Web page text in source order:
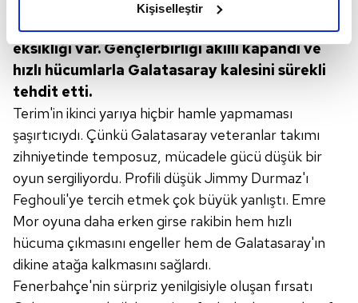
elimizden gelen çabayı gösterdiğimizi ve bu noktada,
kalemimiz olduğunu sizlere hatırlatmak isteriz.
Her halükârda, kullanıcılar, bu çerezlere izin vermedikleri
takdirde, kullanıcılara hedefli reklamlar
gösterilmeyecektir."
Sizlere daha iyi bir hizmet sunabilmek için İnternet
Sitemizde kendimize ve üçüncü kişilere ait çerezler
kullanılmaktadır. Bu çerezler vasıtasıyla çeşitli kişisel
verileriniz işlenmekte olup gerekli olan çerezler bilgi
toplumu hizmetlerinin sunulması amacıyla
kullanılmaktadır. Diğer çerezler, sitemizin daha işlevsel
kılınması ve kişiselleştirilmesi ve sizlere yönelik
Kişiselleştir
üstünlük kuramıyor.Fatih Terim'in olduğu
hiçbir oyuncu kaytaramazama takımda güç
eksikliği var.Gençlerbirliği akıllı kapandı ve
hızlı hücumlarla Galatasaray kalesini sürekli
tehdit etti.
Terim'in ikinci yarıya hiçbir hamle yapmaması
şaşırtıcıydı. Çünkü Galatasaray veteranlar takımı
zihniyetinde temposuz, mücadele gücü düşük bir
oyun sergiliyordu. Profili düşük Jimmy Durmaz'ı
Feghouli'ye tercih etmek çok büyük yanlıştı. Emre
Mor oyuna daha erken girse rakibin hem hızlı
hücuma çıkmasını engeller hem de Galatasaray'ın
dikine atağa kalkmasını sağlardı.
Fenerbahçe'nin sürpriz yenilgisiyle oluşan fırsatı